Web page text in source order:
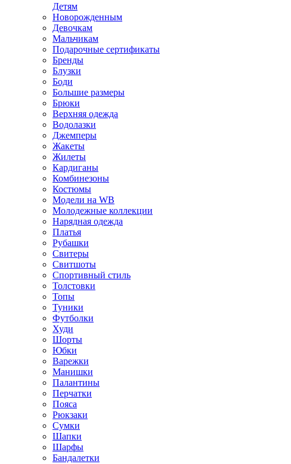
Детям
Новорожденным
Девочкам
Мальчикам
Подарочные сертификаты
Бренды
Блузки
Боди
Большие размеры
Брюки
Верхняя одежда
Водолазки
Джемперы
Жакеты
Жилеты
Кардиганы
Комбинезоны
Костюмы
Модели на WB
Молодежные коллекции
Нарядная одежда
Платья
Рубашки
Свитеры
Свитшоты
Спортивный стиль
Толстовки
Топы
Туники
Футболки
Худи
Шорты
Юбки
Варежки
Манишки
Палантины
Перчатки
Пояса
Рюкзаки
Сумки
Шапки
Шарфы
Бандалетки